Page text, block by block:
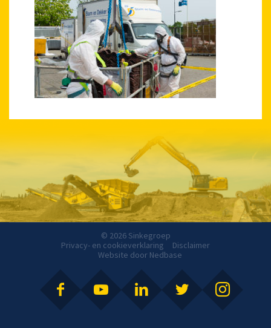
© 2026 Sinkegroep
Privacy- en cookieverklaring
Disclaimer
Website door Nedbase